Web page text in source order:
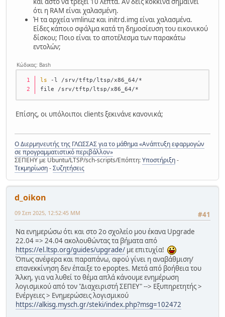
ότι η RAM είναι χαλασμένη.
Ή τα αρχεία vmlinuz και initrd.img είναι χαλασμένα.
Είδες κάποιο σφάλμα κατά τη δημοσίευση του εικονικού
δίσκου; Ποιο είναι το αποτέλεσμα των παρακάτω
εντολών;
Κώδικας: Bash
ls -l /srv/tftp/ltsp/x86_64/*
file /srv/tftp/ltsp/x86_64/*
Επίσης, οι υπόλοιποι clients ξεκινάνε κανονικά;
Ο Διερμηνευτής της ΓΛΩΣΣΑΣ για το μάθημα «Ανάπτυξη εφαρμογών
σε προγραμματιστικό περιβάλλον»
ΣΕΠΕΗΥ με Ubuntu/LTSP/sch-scripts/Επόπτη:Υποστήριξη-
Τεκμηρίωση-Συζητήσεις
d_oikon
#41
09 Σεπ 2025, 12:52:45 ΜΜ
Να ενημερώσω ότι και στο 2ο σχολείο μου έκανα Upgrade
22.04 => 24.04 ακολουθώντας τα βήματα από
https://el.ltsp.org/guides/upgrade/ με επιτυχία!
Όπως ανέφερα και παραπάνω, αφού γίνει η αναβάθμιση/
επανεκκίνηση δεν έπαιξε το epoptes. Μετά από βοήθεια του
Άλκη, για να λυθεί το θέμα απλά κάνουμε ενημέρωση
λογισμικού από τον "Διαχειριστή ΣΕΠΕΥ" --> Εξυπηρετητής >
Ενέργειες > Ενημερώσεις λογισμικού
https://alkisg.mysch.gr/steki/index.php?msg=102472